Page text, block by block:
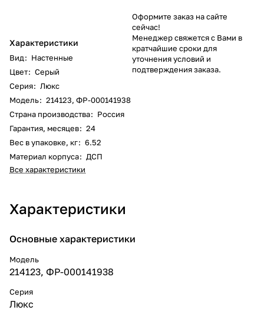
Характеристики
Вид: Настенные
Цвет: Серый
Серия: Люкс
Модель: 214123, ФР-000141938
Страна производства: Россия
Гарантия, месяцев: 24
Вес в упаковке, кг: 6.52
Материал корпуса: ДСП
Все характеристики
Оформите заказ на сайте
сейчас!
Менеджер свяжется с Вами в
кратчайшие сроки для
уточнения условий и
подтверждения заказа.
Характеристики
Основные характеристики
Модель
214123, ФР-000141938
Серия
Люкс